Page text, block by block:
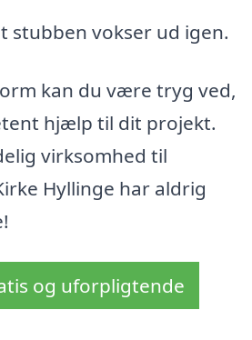
stubben vokser ud igen.
kan du være tryg ved,
hjælp til dit projekt.
virksomhed til
Hyllinge har aldrig
og uforpligtende